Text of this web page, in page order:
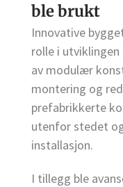
ble brukt
Innovative
rolle i utviklingen
av modulær
montering og
prefabrikkerte
utenfor stedet
installasjon.
I tillegg ble